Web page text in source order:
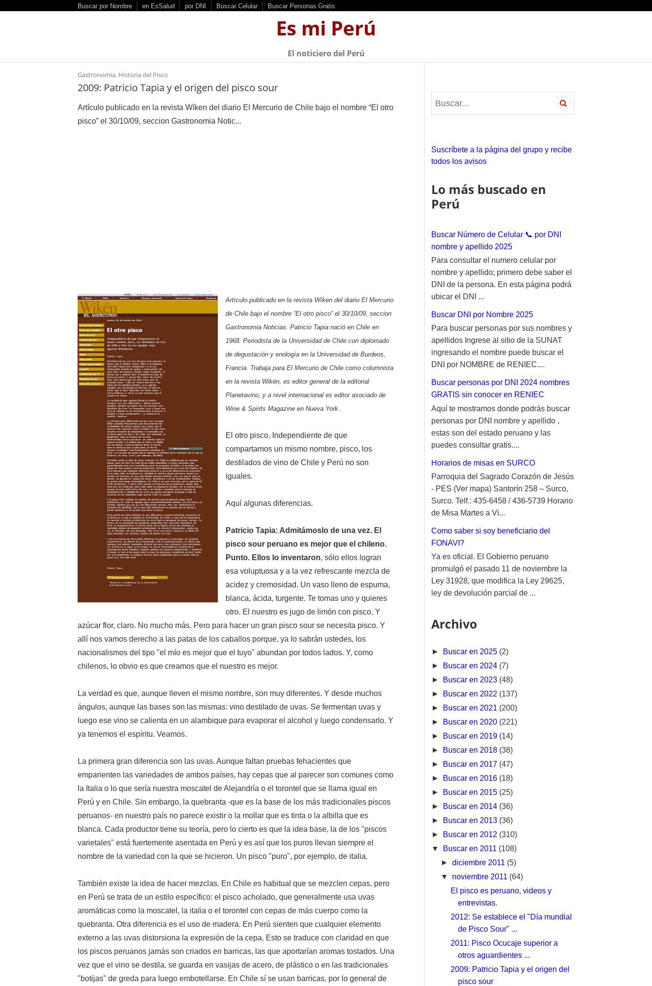
Buscar por Nombre en EsSalud por DNI Buscar Celular Buscar Personas Gratis
Es mi Perú
El noticiero del Perú
Gastronomia, Historia del Pisco
2009: Patricio Tapia y el origen del pisco sour
Artículo publicado en la revista Wíken del diario El Mercurio de Chile bajo el nombre “El otro
pisco” el 30/10/09, seccion Gastronomia Notic...
Artículo publicado en la revista Wíken del diario El Mercurio
de Chile bajo el nombre “El otro pisco” el 30/10/09, seccion
Gastronomia Noticias. Patricio Tapia nació en Chile en
1968. Periodista de la Universidad de Chile con diplomado
de degustación y enología en la Universidad de Burdeos,
Francia. Trabaja para El Mercurio de Chile como columnista
en la revista Wikén, es editor general de la editorial
Planetavino, y a nivel internacional es editor asociado de
Wine & Spirits Magazine en Nueva York..
El otro pisco. Independiente de que
compartamos un mismo nombre, pisco, los
destilados de vino de Chile y Perú no son
iguales.
Aquí algunas diferencias.
Patricio Tapia: Admitámoslo de una vez. El
pisco sour peruano es mejor que el chileno.
Punto. Ellos lo inventaron, sólo ellos logran
esa voluptuosa y a la vez refrescante mezcla de
acidez y cremosidad. Un vaso lleno de espuma,
blanca, ácida, turgente. Te tomas uno y quieres
otro. El nuestro es jugo de limón con pisco. Y
azúcar flor, claro. No mucho más. Pero para hacer un gran pisco sour se necesita pisco. Y
allí nos vamos derecho a las patas de los caballos porque, ya lo sabrán ustedes, los
nacionalismos del tipo "el mío es mejor que el tuyo" abundan por todos lados. Y, como
chilenos, lo obvio es que creamos que el nuestro es mejor.
La verdad es que, aunque lleven el mismo nombre, son muy diferentes. Y desde muchos
ángulos, aunque las bases son las mismas: vino destilado de uvas. Se fermentan uvas y
luego ese vino se calienta en un alambique para evaporar el alcohol y luego condensarlo. Y
ya tenemos el espíritu. Veamos.
La primera gran diferencia son las uvas. Aunque faltan pruebas fehacientes que
emparienten las variedades de ambos países, hay cepas que al parecer son comunes como
la Italia o lo que sería nuestra moscatel de Alejandría o el torontel que se llama igual en
Perú y en Chile. Sin embargo, la quebranta -que es la base de los más tradicionales piscos
peruanos- en nuestro país no parece existir o la mollar que es tinta o la albilla que es
blanca. Cada productor tiene su teoría, pero lo cierto es que la idea base, la de los "piscos
varietales" está fuertemente asentada en Perú y es así que los puros llevan siempre el
nombre de la variedad con la que se hicieron. Un pisco "puro", por ejemplo, de italia.
También existe la idea de hacer mezclas. En Chile es habitual que se mezclen cepas, pero
en Perú se trata de un estilo específico: el pisco acholado, que generalmente usa uvas
aromáticas como la moscatel, la italia o el torontel con cepas de más cuerpo como la
quebranta. Otra diferencia es el uso de madera. En Perú sienten que cualquier elemento
externo a las uvas distorsiona la expresión de la cepa. Esto se traduce con claridad en que
los piscos peruanos jamás son criados en barricas, las que aportarían aromas tostados. Una
vez que el vino se destila, se guarda en vasijas de acero, de plástico o en las tradicionales
"botijas" de greda para luego embotellarse. En Chile sí se usan barricas, por lo general de
:
Suscríbete a la página del grupo y recibe
todos los avisos
Lo más buscado en
Perú
Buscar Número de Celular 📞 por DNI
nombre y apellido 2025
Para consultar el numero celular por
nombre y apellido; primero debe saber el
DNI de la persona. En esta página podrá
ubicar el DNI ...
Buscar DNI por Nombre 2025
Para buscar personas por sus nombres y
apellidos Ingrese al sitio de la SUNAT
ingresando el nombre puede buscar el
DNI por NOMBRE de RENIEC....
Buscar personas por DNI 2024 nombres
GRATIS sin conocer en RENIEC
Aquí te mostramos donde podrás buscar
personas por DNI nombre y apellido ,
estas son del estado peruano y las
puedes consultar gratis....
Horarios de misas en SURCO
Parroquia del Sagrado Corazón de Jesús
- PES (Ver mapa) Santorín 258 – Surco,
Surco. Telf.: 435-6458 / 436-5739 Horario
de Misa Martes a Vi...
Como saber si soy beneficiario del
FONAVI?
Ya es oficial. El Gobierno peruano
promulgó el pasado 11 de noviembre la
Ley 31928, que modifica la Ley 29625,
ley de devolución parcial de ...
Archivo
► Buscar en 2025 (2)
►
Buscar en 2024 (7)
►
Buscar en 2023 (48)
►
Buscar en 2022 (137)
►
Buscar en 2021 (200)
►
Buscar en 2020 (221)
►
Buscar en 2019 (14)
►
Buscar en 2018 (38)
►
Buscar en 2017 (47)
►
Buscar en 2016 (18)
►
Buscar en 2015 (25)
►
Buscar en 2014 (36)
►
Buscar en 2013 (36)
►
Buscar en 2012 (310)
▼
Buscar en 2011 (108)
►diciembre 2011 (5)
▼ noviembre 2011 (64)
El pisco es peruano, videos y
entrevistas.
2012: Se establece el "Día mundial
de Pisco Sour" ...
2011: Pisco Ocucaje superior a
otros aguardientes ...
2009: Patricio Tapia y el origen del
pisco sour